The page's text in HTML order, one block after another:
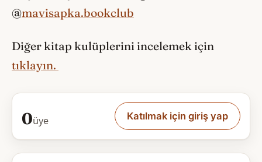
@mavisapka.bookclub
Diğer kitap kulüplerini incelemek için
tıklayın.
0üye Katılmak için giriş yap